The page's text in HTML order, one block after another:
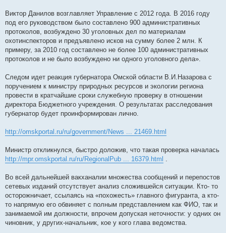
Виктор Данилов возглавляет Управление с 2012 года. В 2016 году
под его руководством было составлено 900 административных
протоколов, возбуждено 30 уголовных дел по материалам
охотинспекторов и предъявлено исков на сумму более 2 млн. К
примеру, за 2010 год составлено не более 100 административных
протоколов и не было возбуждено ни одного уголовного дела».
Следом идет реакция губернатора Омской области В.И.Назарова с
поручением к министру природных ресурсов и экологии региона
провести в кратчайшие сроки служебную проверку в отношении
директора Бюджетного учреждения. О результатах расследования
губернатор будет проинформирован лично.
http://omskportal.ru/ru/government/News ... 21469.html
Министр откликнулся, быстро доложив, что такая проверка началась
http://mpr.omskportal.ru/ru/RegionalPub ... 16379.html
Во всей дальнейшей вакханалии множества сообщений и перепостов
сетевых изданий отсутствует анализ сложившейся ситуации. Кто- то
осторожничает, ссылаясь на «похожесть» главного фигуранта, а кто-
то напрямую его обвиняет с полным представлением как ФИО, так и
занимаемой им должности, впрочем допуская неточности: у одних он
чиновник, у других-начальник, кое у кого глава ведомства.